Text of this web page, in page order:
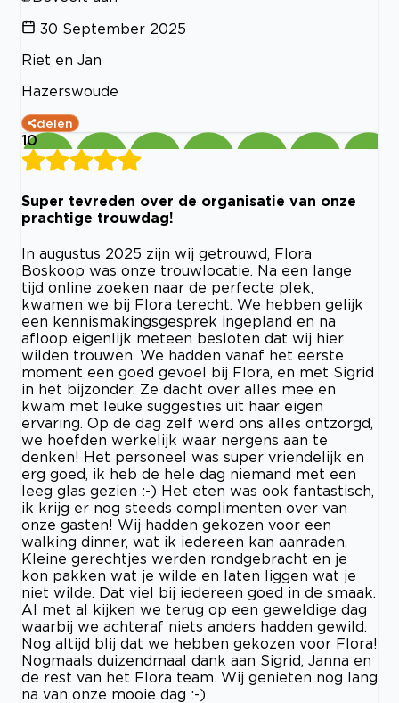
30 September 2025
Riet en Jan
Hazerswoude
delen
10
Super tevreden over de organisatie van onze
prachtige trouwdag!
In augustus 2025 zijn wij getrouwd, Flora
Boskoop was onze trouwlocatie. Na een lange
tijd online zoeken naar de perfecte plek,
kwamen we bij Flora terecht. We hebben gelijk
een kennismakingsgesprek ingepland en na
afloop eigenlijk meteen besloten dat wij hier
wilden trouwen. We hadden vanaf het eerste
moment een goed gevoel bij Flora, en met Sigrid
in het bijzonder. Ze dacht over alles mee en
kwam met leuke suggesties uit haar eigen
ervaring. Op de dag zelf werd ons alles ontzorgd,
we hoefden werkelijk waar nergens aan te
denken! Het personeel was super vriendelijk en
erg goed, ik heb de hele dag niemand met een
leeg glas gezien :-) Het eten was ook fantastisch,
ik krijg er nog steeds complimenten over van
onze gasten! Wij hadden gekozen voor een
walking dinner, wat ik iedereen kan aanraden.
Kleine gerechtjes werden rondgebracht en je
kon pakken wat je wilde en laten liggen wat je
niet wilde. Dat viel bij iedereen goed in de smaak.
Al met al kijken we terug op een geweldige dag
waarbij we achteraf niets anders hadden gewild.
Nog altijd blij dat we hebben gekozen voor Flora!
Nogmaals duizendmaal dank aan Sigrid, Janna en
de rest van het Flora team. Wij genieten nog lang
na van onze mooie dag :-)